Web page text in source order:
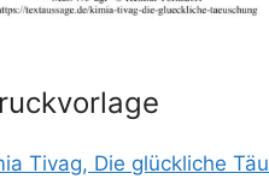
Tivag, Die glückliche